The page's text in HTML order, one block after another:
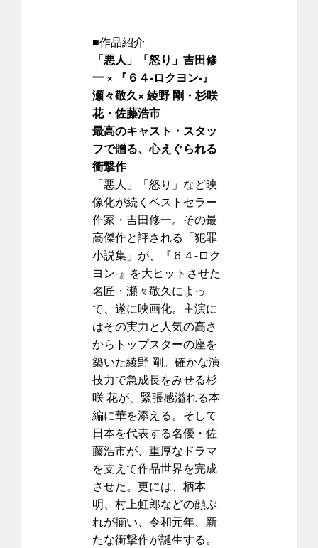
■作品紹介
「悪人」「怒り」吉田修
一 × 『６４-ロクヨン-』
瀬々敬久× 綾野 剛・杉咲
花・佐藤浩市
最高のキャスト・スタッ
フで贈る、心えぐられる
衝撃作
「悪人」「怒り」など映
像化が続くベストセラー
作家・吉田修一。その最
高傑作と評される「犯罪
小説集」が、『６４-ロク
ヨン-』を大ヒットさせた
名匠・瀬々敬久によっ
て、遂に映画化。主演に
はその実力と人気の高さ
からトップスターの座を
築いた綾野 剛。確かな演
技力で急成長をみせる杉
咲 花が、緊張感溢れる本
編に華を添える。そして
日本を代表する名優・佐
藤浩市が、重厚なドラマ
を支えて作品世界を完成
させた。更には、柄本
明、村上虹郎などの顔ぶ
れが揃い、令和元年、新
たな衝撃作が誕生する。